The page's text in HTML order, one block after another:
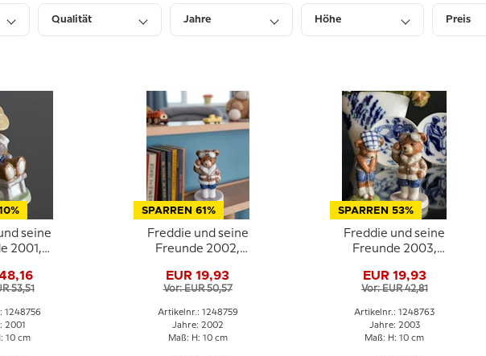
Qualität Jahre Höhe Preis
seine
2001,
53,51
1248756
2001
10 cm
SPARREN 61%
Freddie und seine
Freunde 2002,
Gröndahl
EUR 19,93
Vor: EUR 50,57
Artikelnr.: 1248759
Jahre: 2002
Maß: H: 10 cm
SPARREN 53%
Freddie und seine
Freunde 2003,
Gröndahl
EUR 19,93
Vor: EUR 42,81
Artikelnr.: 1248763
Jahre: 2003
Maß: H: 10 cm